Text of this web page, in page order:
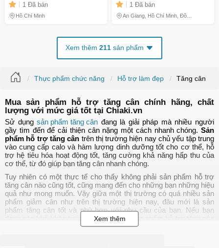
Chongsuntan ( Linh chi
1 Đã bán
Hồ Chí Minh
1 Đã bán
An Giang, Hồ Chí Minh, Đồng
Xem thêm 211 sản phẩm
Thực phẩm chức năng Hỗ trợ làm đẹp Tăng cân
Mua sản phẩm hỗ trợ tăng cân chính hãng, chất
lượng với mức giá tốt tại Chiaki.vn
Sử dụngsản phẩm tăng cân đang là giải pháp mà nhiều người
gầy tìm đến để cải thiện cân nặng một cách nhanh chóng. Sản
phẩm hỗ trợ tăng cân trên thị trường hiện nay chủ yếu tập trung
vào cung cấp calo và hàm lượng dinh dưỡng tốt cho cơ thể, hỗ
trợ hệ tiêu hóa hoạt động tốt, tăng cường khả năng hấp thu của
cơ thể, từ đó giúp bạn tăng cân nhanh chóng.
Tuy nhiên có một thực tế cho thấy không phải sản phẩm hỗ trợ
tăng cân nào cũng tốt, cũng mang đến cho những bạn những hiệu
quả như mong muốn. Vậy giữa một thị trường có quá nhiều sản
phẩm giảm cân như trên thị trường hiện nay, đâu mới là sản
phẩm tăng cân tốt và phù hợp với nhu cầu của bạn. Nếu bạn
đang gặp khó khăn trong việc chọn lựa sản phẩm hỗ trợ tăng cân
cho mình thì hãy để Chiaki.vn giúp bạn chọn được sản phẩm phù